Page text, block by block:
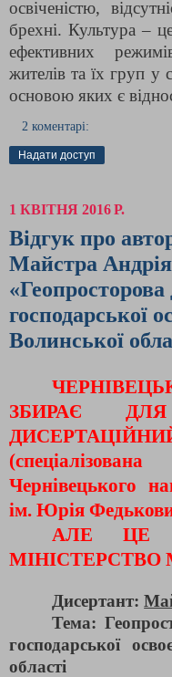
освіченістю,
брехні. Культура –
ефективних
жителів та їх груп у
основою яких є
2 коментарі:
Надати доступ
1 КВІТНЯ 2016 Р.
Відгук про
Майстра
«Геопросторова
господарської
Волинської
ЗБИРАЄ
Чернівецького
ім. Юрія
АЛЕ ЦЕ
МІНІСТЕРСТВО
Дисертант:
Тема:
господарської
області